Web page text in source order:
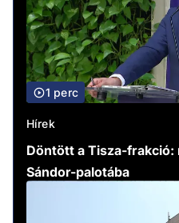
1 perc
Hírek
Döntött a Tisza-frakció:
Sándor-palotába